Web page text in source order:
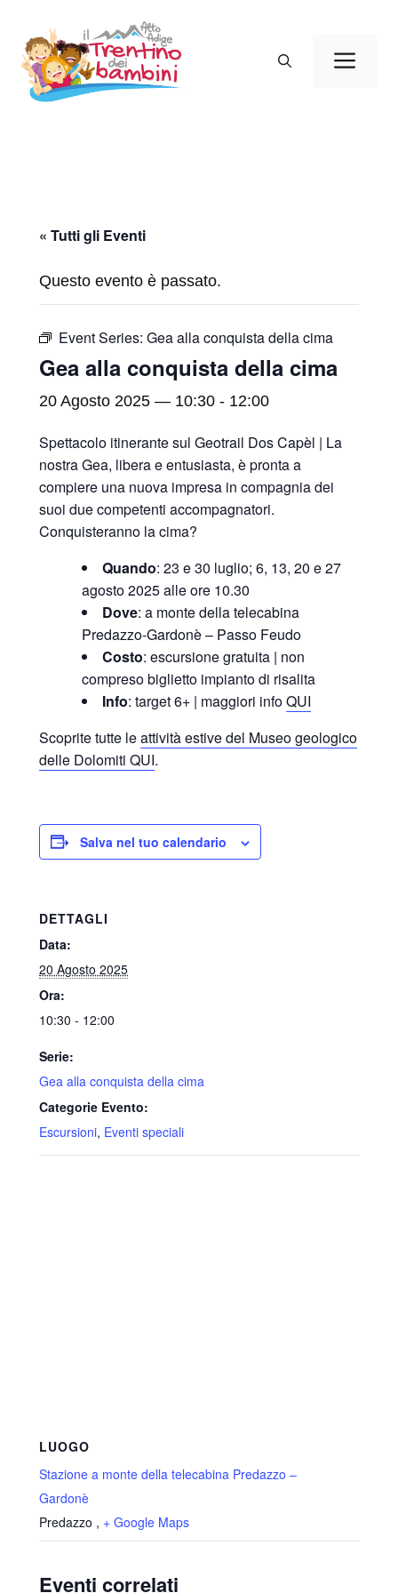
contenuto
« Tutti gli Eventi
Questo evento è passato.
Event Series: Gea alla conquista della cima
Gea alla conquista della cima
20 Agosto 2025 — 10:30 - 12:00
Spettacolo itinerante sul Geotrail Dos Capèl | La
nostra Gea, libera e entusiasta, è pronta a
compiere una nuova impresa in compagnia dei
suoi due competenti accompagnatori.
Conquisteranno la cima?
Quando: 23 e 30 luglio; 6, 13, 20 e 27
agosto 2025 alle ore 10.30
Dove: a monte della telecabina
Predazzo-Gardonè – Passo Feudo
Costo: escursione gratuita | non
compreso biglietto impianto di risalita
Info: target 6+ | maggiori infoQUI
Scoprite tutte leattività estive del Museo geologico
delle Dolomiti QUI.
Salva nel tuo calendario
DETTAGLI
Data:
20 Agosto 2025
Ora:
10:30 - 12:00
Serie:
Gea alla conquista della cima
Categorie Evento:
Escursioni, Eventi speciali
LUOGO
Stazione a monte della telecabina Predazzo –
Gardonè
Predazzo , + Google Maps
Eventi correlati